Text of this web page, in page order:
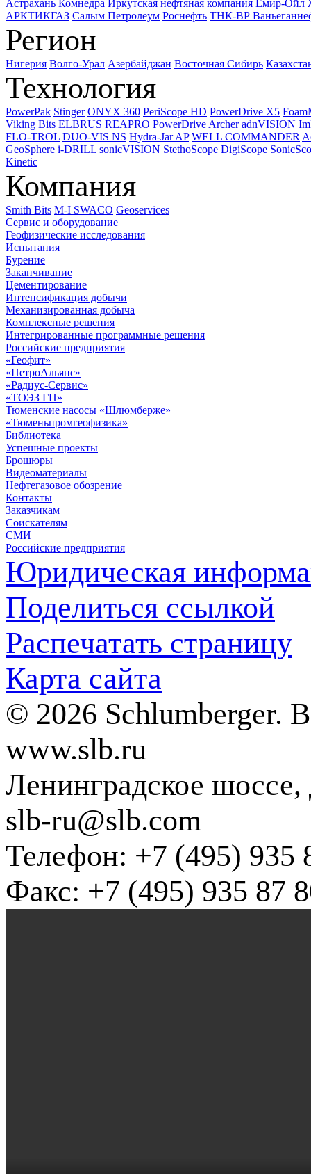
Астрахань Комнедра Иркутская нефтяная компания Емир-Ойл
АРКТИКГАЗ Салым Петролеум Роснефть ТНК-ВР
Регион
Нигерия Волго-Урал Азербайджан Восточная Сибирь
Технология
PowerPak Stinger ONYX 360 PeriScope HD PowerDrive X5
Viking Bits ELBRUS REAPRO PowerDrive Archer adnVISION
FLO-TROL DUO-VIS NS Hydra-Jar AP WELL COMMANDER
GeoSphere i-DRILL sonicVISION StethoScope DigiScope
Kinetic
Компания
Smith Bits M-I SWACO Geoservices
Сервис и оборудование
Геофизические исследования
Испытания
Бурение
Заканчивание
Цементирование
Интенсификация добычи
Механизированная добыча
Комплексные решения
Интегрированные программные решения
Российские предприятия
«Геофит»
«ПетроАльянс»
«Радиус-Сервис»
«ТОЭЗ ГП»
Тюменские насосы «Шлюмберже»
«Тюменьпромгеофизика»
Библиотека
Успешные проекты
Брошюры
Видеоматериалы
Нефтегазовое обозрение
Контакты
Заказчикам
Соискателям
СМИ
Российские предприятия
Юридическая
Поделиться ссылкой
Распечатать страницу
Карта сайта
© 2026 Schlumberger.
www.slb.ru
Ленинградское
slb-ru@slb.com
Телефон: +7 (495) 935
Факс: +7 (495) 935 87